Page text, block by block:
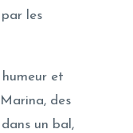
les
et
des
un bal,